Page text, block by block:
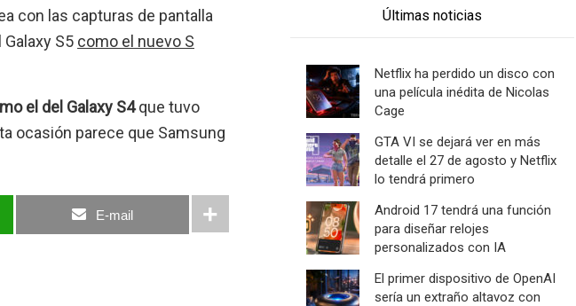
con las capturas de pantalla
S5 como el nuevo S
el del Galaxy S4que tuvo
ocasión parece que Samsung
E-mail
Últimas noticias
Netflix ha perdido un disco con
una película inédita de Nicolas
Cage
GTA VI se dejará ver en más
detalle el 27 de agosto y Netflix
lo tendrá primero
Android 17 tendrá una función
para diseñar relojes
personalizados con IA
El primer dispositivo de OpenAI
sería un extraño altavoz con